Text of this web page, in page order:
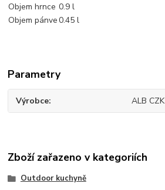
Objem hrnce 0.9 l
Objem pánve0.45 l
Parametry
Výrobce ALB CZK
Zboží zařazeno v kategoriích
Outdoor kuchyně